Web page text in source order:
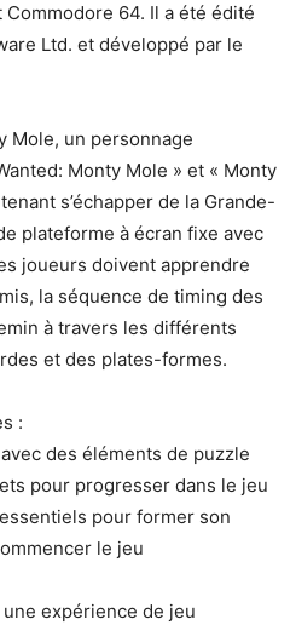
64. Il a été édité
Ltd. et développé par le
Mole, un personnage
Monty Mole » et « Monty
s’échapper de la Grande-
plateforme à écran fixe avec
joueurs doivent apprendre
la séquence de timing des
à travers les différents
et des plates-formes.
:
des éléments de puzzle
pour progresser dans le jeu
pour former son
le jeu
expérience de jeu